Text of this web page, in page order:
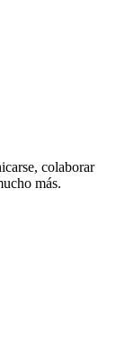
colaborar
más.